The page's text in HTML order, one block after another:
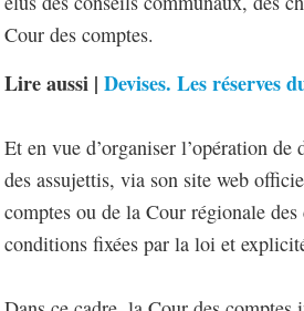
Cour des comptes.
Lire aussi | Devises. Les réserves
Et en vue d’organiser l’opération
des assujettis, via son site web
comptes ou de la Cour régionale
conditions fixées par la loi et